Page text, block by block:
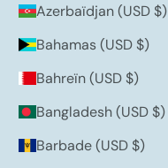
Azerbaïdjan (USD $)
Bahamas (USD $)
Bahreïn (USD $)
Bangladesh (USD $)
Barbade (USD $)